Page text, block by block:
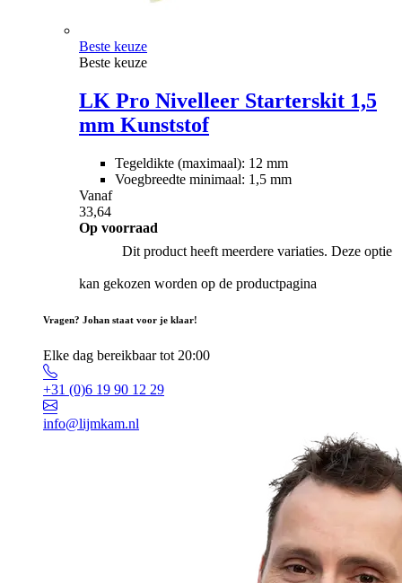
Beste keuze
Beste keuze
LK Pro Nivelleer Starterskit 1,5
mm Kunststof
Tegeldikte (maximaal): 12 mm
Voegbreedte minimaal: 1,5 mm
Vanaf
33,64
Op voorraad
Dit product heeft meerdere variaties. Deze optie
kan gekozen worden op de productpagina
Vragen? Johan staat voor je klaar!
Elke dag bereikbaar tot 20:00
+31 (0)6 19 90 12 29
info@lijmkam.nl